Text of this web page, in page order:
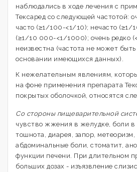
наблюдались в ходе лечения с
Тексаред со следующей частотой:
часто (≥1/100-<1/10); нечасто (≥1/
(≥1/10 000-<1/1000); очень редко
неизвестна (частота не может
основании имеющихся данных).
К нежелательным явлениям,
на фоне применения препарата
покрытых оболочкой, относятся
Со стороны пищеварительной
чувство жжения в желудке, боли в
тошнота, диарея, запор,
абдоминальные боли, стоматит,
функции печени. При длительном
больших дозах - изъязвление